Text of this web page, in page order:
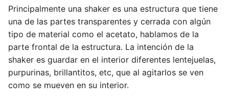
Principalmente una shaker es una estructura que tiene
una de las partes transparentes y cerrada con algún
tipo de material como el acetato, hablamos de la
parte frontal de la estructura. La intención de la
shaker es guardar en el interior diferentes lentejuelas,
purpurinas, brillantitos, etc, que al agitarlos se ven
como se mueven en su interior.